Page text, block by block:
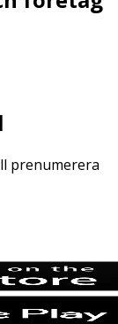
prenumerera